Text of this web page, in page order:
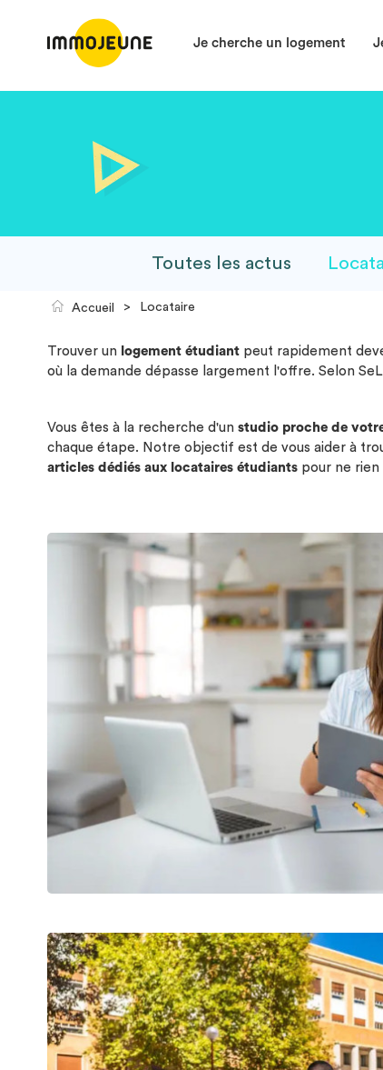
Je cherche un logement
Toutes les actus
Accueil > Locataire
Trouver un logement étudiant peut rapidement
où la demande dépasse largement l'offre. Selon
Vous êtes à la recherche d'un studio proche de
chaque étape. Notre objectif est de vous aider à
articles dédiés aux locataires étudiants pour ne